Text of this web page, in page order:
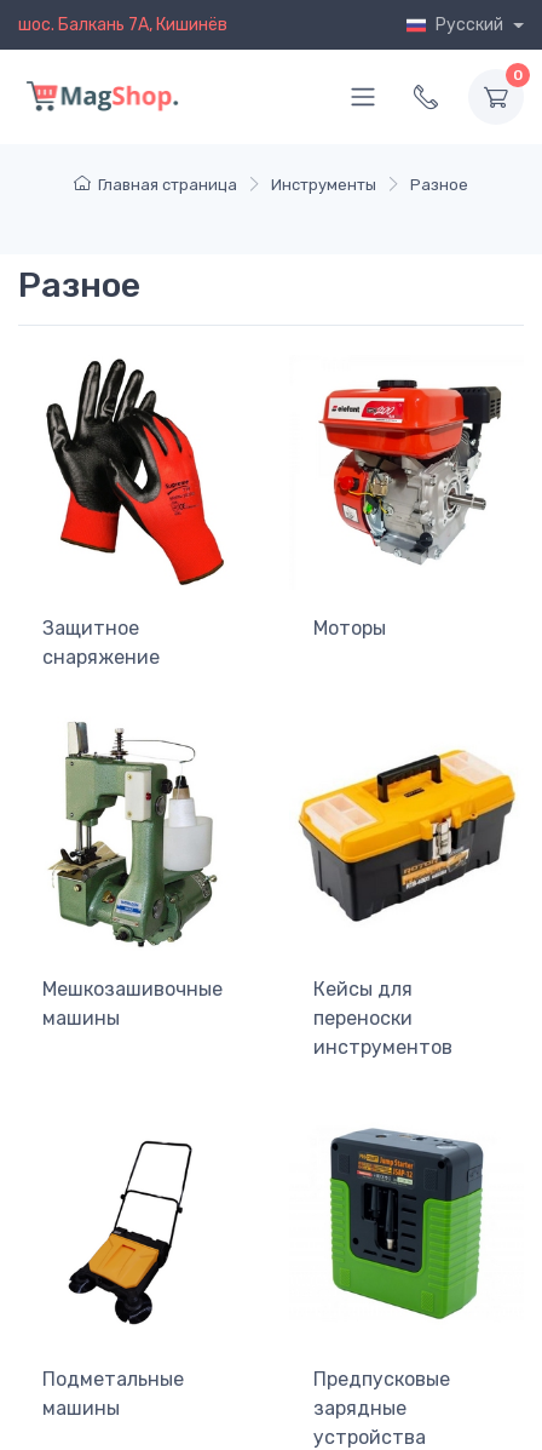
шос. Балкань 7A, Кишинёв Русский
0
Главная страница Инструменты Разное
Разное
Защитное
снаряжение
Моторы
Мешкозашивочные
машины
Кейсы для
переноски
инструментов
Подметальные
машины
Предпусковые
зарядные
устройства